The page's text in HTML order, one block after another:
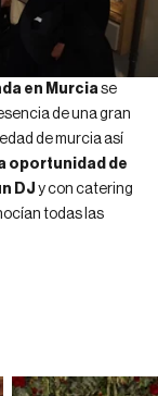
en Murcia se
de una gran
de murcia así
oportunidad de
DJ y con catering
todas las